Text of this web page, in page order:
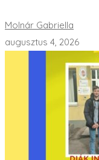
Molnár Gabriella
augusztus 4, 2026